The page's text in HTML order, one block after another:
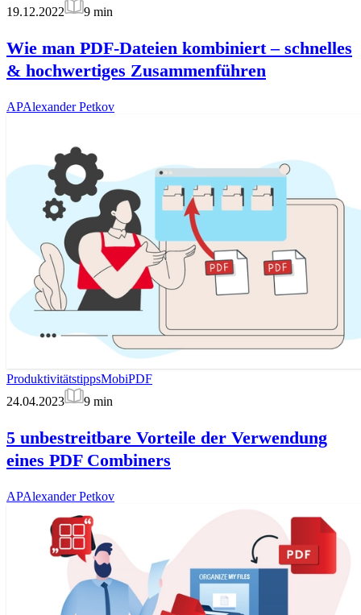
19.12.2022
9 min
Wie man PDF-Dateien kombiniert – schnelles
& hochwertiges Zusammenführen
APAlexander Petkov
ProduktivitätstippsMobiPDF
24.04.2023
9 min
5 unbestreitbare Vorteile der Verwendung
eines PDF Combiners
APAlexander Petkov